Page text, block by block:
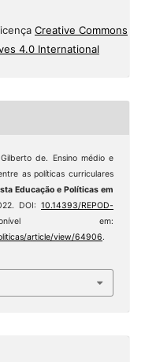
Creative Commons
4.0 International
de. Ensino médio e
as políticas curriculares
Educação e Políticas em
DOI:10.14393/REPOD-
em:
article/view/64906.